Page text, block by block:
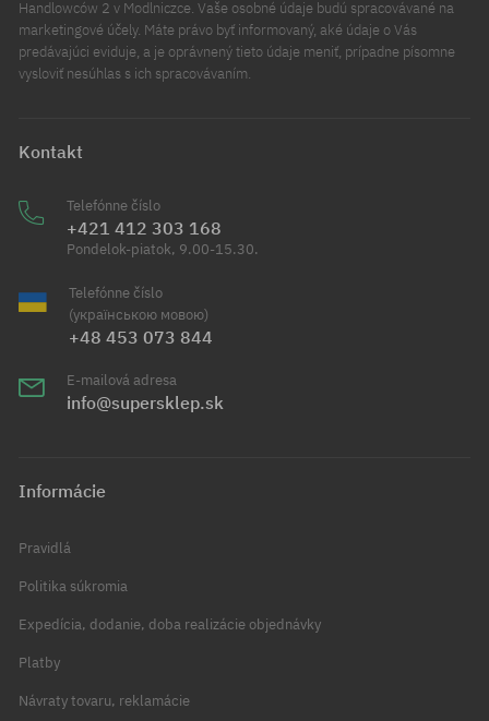
Handlowców 2 v Modlniczce. Vaše osobné údaje budú spracovávané na
marketingové účely. Máte právo byť informovaný, aké údaje o Vás
predávajúci eviduje, a je oprávnený tieto údaje meniť, prípadne písomne
vysloviť nesúhlas s ich spracovávaním.
Kontakt
Telefónne číslo
+421 412 303 168
Pondelok-piatok, 9.00-15.30.
Telefónne číslo
(українською мовою)
+48 453 073 844
E-mailová adresa
info@supersklep.sk
Informácie
Pravidlá
Politika súkromia
Expedícia, dodanie, doba realizácie objednávky
Platby
Návraty tovaru, reklamácie